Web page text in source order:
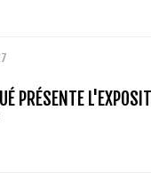
PRÉSENTE